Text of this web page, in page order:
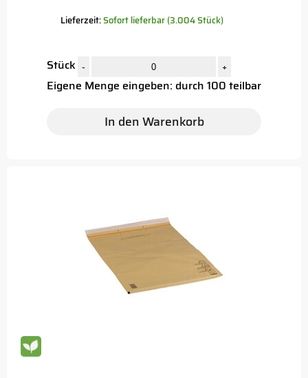
Lieferzeit:Sofort lieferbar (3.004 Stück)
Stück - +
Eigene Menge eingeben: durch 100 teilbar
In den Warenkorb